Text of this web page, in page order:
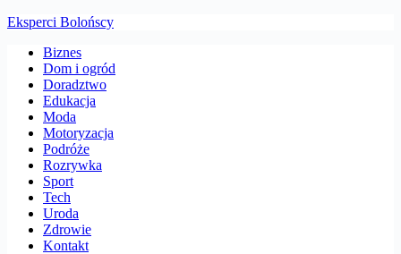
Eksperci Bolońscy
Biznes
Dom i ogród
Doradztwo
Edukacja
Moda
Motoryzacja
Podróże
Rozrywka
Sport
Tech
Uroda
Zdrowie
Kontakt